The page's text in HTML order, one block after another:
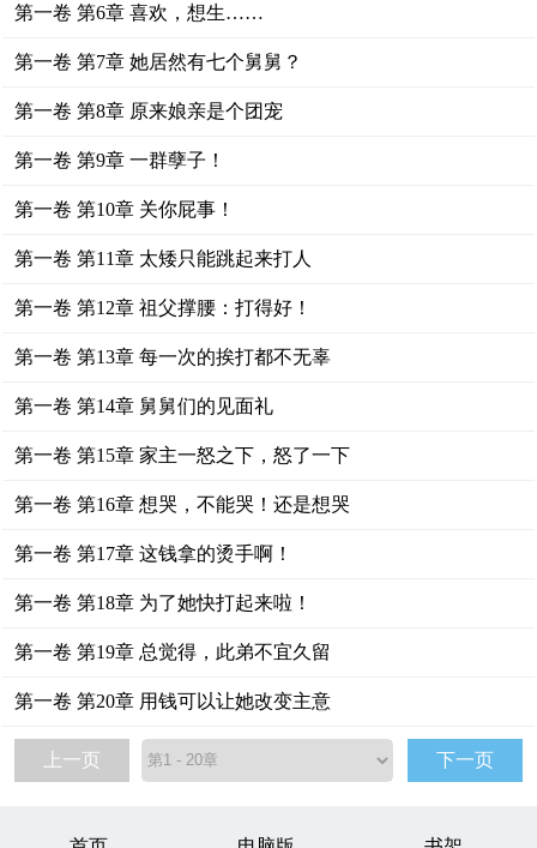
第一卷 第6章 喜欢，想生……
第一卷 第7章 她居然有七个舅舅？
第一卷 第8章 原来娘亲是个团宠
第一卷 第9章 一群孽子！
第一卷 第10章 关你屁事！
第一卷 第11章 太矮只能跳起来打人
第一卷 第12章 祖父撑腰：打得好！
第一卷 第13章 每一次的挨打都不无辜
第一卷 第14章 舅舅们的见面礼
第一卷 第15章 家主一怒之下，怒了一下
第一卷 第16章 想哭，不能哭！还是想哭
第一卷 第17章 这钱拿的烫手啊！
第一卷 第18章 为了她快打起来啦！
第一卷 第19章 总觉得，此弟不宜久留
第一卷 第20章 用钱可以让她改变主意
上一页 下一页